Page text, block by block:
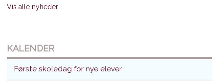
Vis alle nyheder
KALENDER
Første skoledag for nye elever